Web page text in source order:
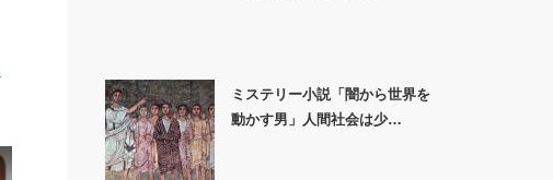
ミステリー小説「闇から世界を
動かす男」人間社会は少…